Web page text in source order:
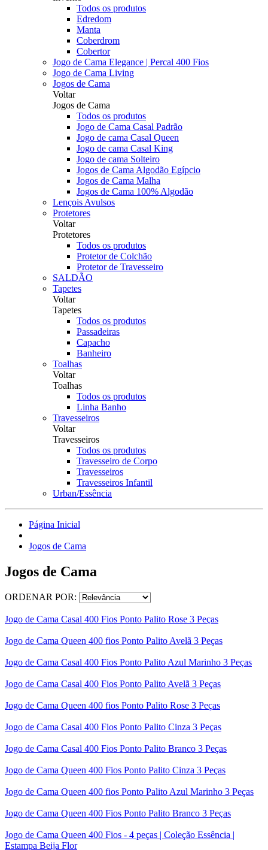
Todos os produtos
Edredom
Manta
Coberdrom
Cobertor
Jogo de Cama Elegance | Percal 400 Fios
Jogo de Cama Living
Jogos de Cama
Voltar
Jogos de Cama
Todos os produtos
Jogo de Cama Casal Padrão
Jogo de cama Casal Queen
Jogo de cama Casal King
Jogo de cama Solteiro
Jogos de Cama Algodão Egípcio
Jogos de Cama Malha
Jogos de Cama 100% Algodão
Lençois Avulsos
Protetores
Voltar
Protetores
Todos os produtos
Protetor de Colchão
Protetor de Travesseiro
SALDÃO
Tapetes
Voltar
Tapetes
Todos os produtos
Passadeiras
Capacho
Banheiro
Toalhas
Voltar
Toalhas
Todos os produtos
Linha Banho
Travesseiros
Voltar
Travesseiros
Todos os produtos
Travesseiro de Corpo
Travesseiros
Travesseiros Infantil
Urban/Essência
Página Inicial
Jogos de Cama
Jogos de Cama
ORDENAR POR:
Jogo de Cama Casal 400 Fios Ponto Palito Rose 3 Peças
Jogo de Cama Queen 400 fios Ponto Palito Avelã 3 Peças
Jogo de Cama Casal 400 Fios Ponto Palito Azul Marinho 3 Peças
Jogo de Cama Casal 400 Fios Ponto Palito Avelã 3 Peças
Jogo de Cama Queen 400 fios Ponto Palito Rose 3 Peças
Jogo de Cama Casal 400 Fios Ponto Palito Cinza 3 Peças
Jogo de Cama Casal 400 Fios Ponto Palito Branco 3 Peças
Jogo de Cama Queen 400 Fios Ponto Palito Cinza 3 Peças
Jogo de Cama Queen 400 fios Ponto Palito Azul Marinho 3 Peças
Jogo de Cama Queen 400 Fios Ponto Palito Branco 3 Peças
Jogo de Cama Queen 400 Fios - 4 peças | Coleção Essência |
Estampa Beija Flor